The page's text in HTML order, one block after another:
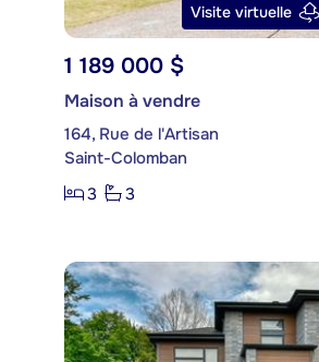
Visite virtuelle
1 189 000 $
Maison à vendre
164, Rue de l'Artisan
Saint-Colomban
3
3